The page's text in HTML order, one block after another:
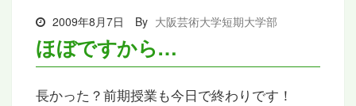
2009年8月7日 By 大阪芸術大学短期大学部
ほぼですから…
長かった？前期授業も今日で終わりです！